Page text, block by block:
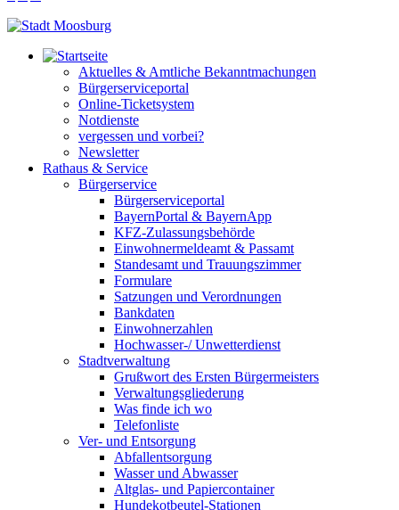
Aktuelles & Amtliche Bekanntmachungen
Bürgerserviceportal
Online-Ticketsystem
Notdienste
vergessen und vorbei?
Newsletter
Rathaus & Service
Bürgerservice
Bürgerserviceportal
BayernPortal & BayernApp
KFZ-Zulassungsbehörde
Einwohnermeldeamt & Passamt
Standesamt und Trauungszimmer
Formulare
Satzungen und Verordnungen
Bankdaten
Einwohnerzahlen
Hochwasser-/ Unwetterdienst
Stadtverwaltung
Grußwort des Ersten Bürgermeisters
Verwaltungsgliederung
Was finde ich wo
Telefonliste
Ver- und Entsorgung
Abfallentsorgung
Wasser und Abwasser
Altglas- und Papiercontainer
Hundekotbeutel-Stationen